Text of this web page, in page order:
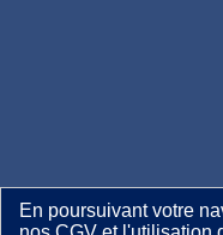
En poursuivant votre
CGV